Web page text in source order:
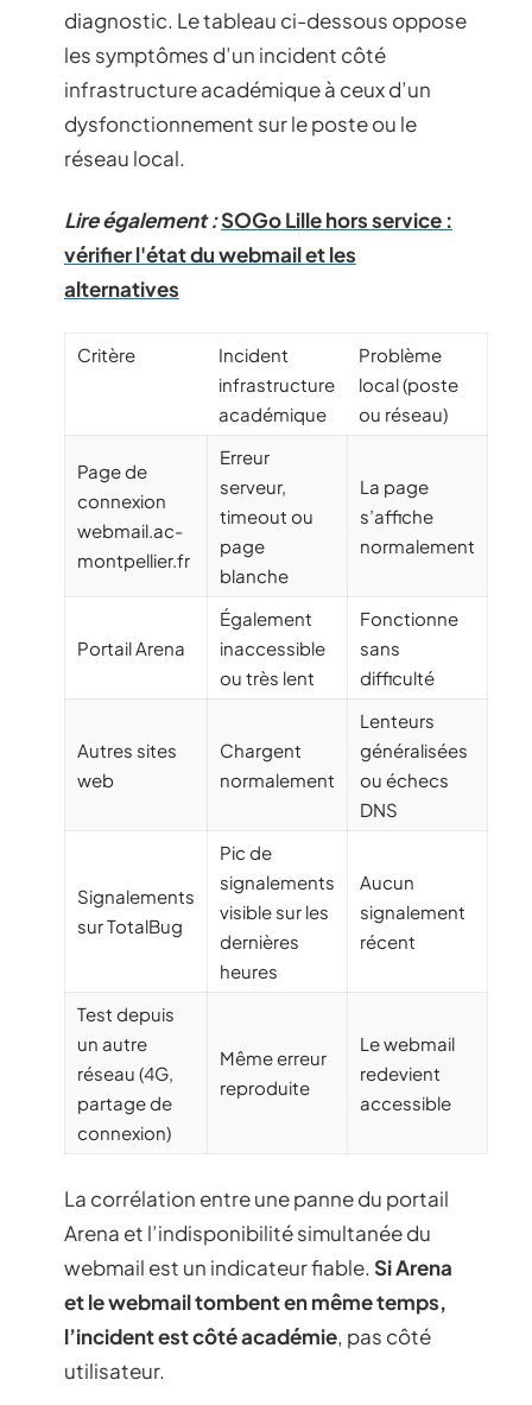
diagnostic. Le tableau ci-dessous oppose
les symptômes d’un incident côté
infrastructure académique à ceux d’un
dysfonctionnement sur le poste ou le
réseau local.
Lire également :SOGo Lille hors service :
vérifier l'état du webmail et les
alternatives
Critère
Incident
infrastructure
académique
Problème
local (poste
ou réseau)
Page de
connexion
webmail.ac-
montpellier.fr
Erreur
serveur,
timeout ou
page
blanche
La page
s’affiche
normalement
Portail Arena
Également
inaccessible
ou très lent
Fonctionne
sans
difficulté
Autres sites
web
Chargent
normalement
Lenteurs
généralisées
ou échecs
DNS
Signalements
sur TotalBug
Pic de
signalements
visible sur les
dernières
heures
Aucun
signalement
récent
Test depuis
un autre
réseau (4G,
partage de
connexion)
Même erreur
reproduite
Le webmail
redevient
accessible
La corrélation entre une panne du portail
Arena et l’indisponibilité simultanée du
webmail est un indicateur fiable. Si Arena
et le webmail tombent en même temps,
l’incident est côté académie, pas côté
utilisateur.